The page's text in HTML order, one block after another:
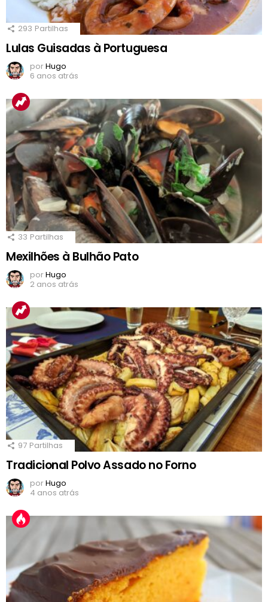
293 Partilhas
Lulas Guisadas à Portuguesa
porHugo
6 anos atrás
33 Partilhas
Mexilhões à Bulhão Pato
porHugo
2 anos atrás
97 Partilhas
Tradicional Polvo Assado no Forno
porHugo
4 anos atrás